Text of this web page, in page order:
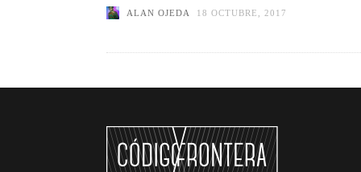
ALAN OJEDA 18 OCTUBRE, 2017